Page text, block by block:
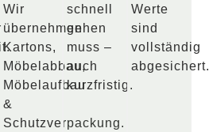
Wir
übernehmen
Kartons,
Möbelabbau,
Möbelaufbau
&
Schutzverpackung.
schnell
gehen
muss –
auch
kurzfristig.
Werte
sind
vollständig
abgesichert.